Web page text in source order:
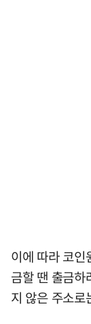
이에 따라 코
금할 땐 출금하
지 않은 주소로